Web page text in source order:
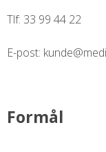
Tlf: 33 99 44 22
E-post:
Formål